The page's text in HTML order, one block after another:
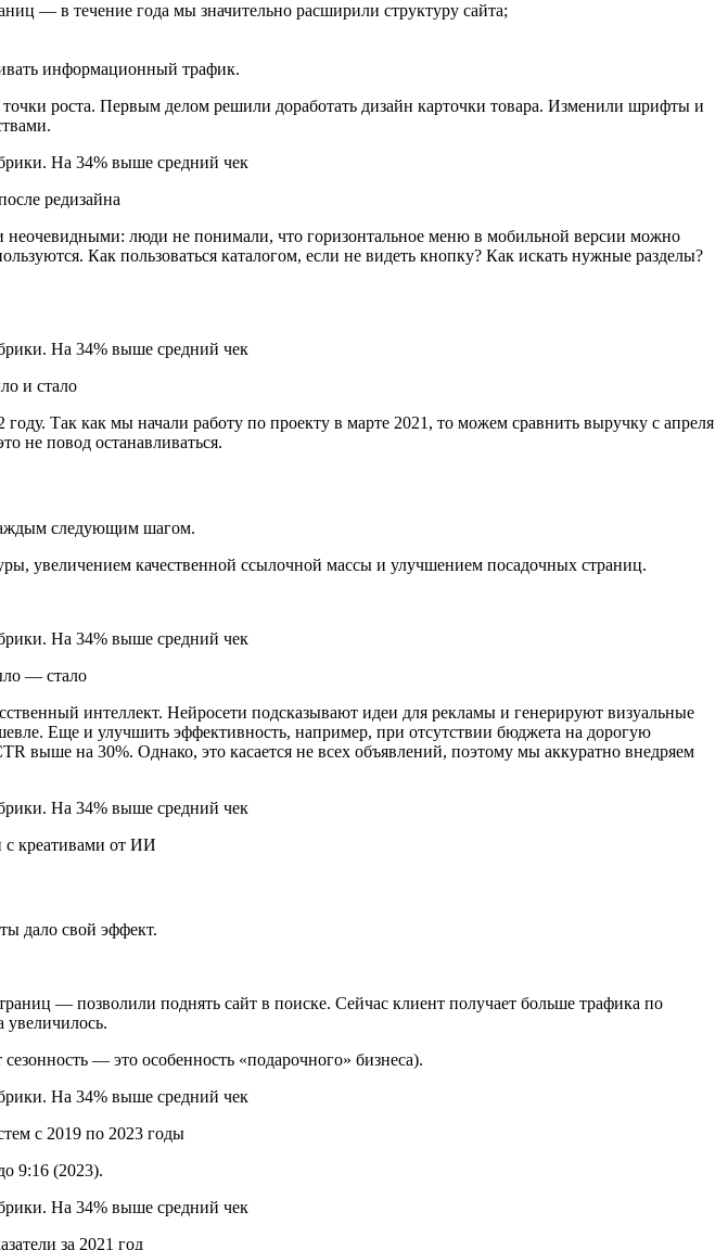
— в течение года мы значительно расширили структуру сайта;
информационный трафик.
роста. Первым делом решили доработать дизайн карточки товара. Изменили шрифты и
редизайна
неочевидными: люди не понимали, что горизонтальное меню в мобильной версии можно
Как пользоваться каталогом, если не видеть кнопку? Как искать нужные разделы?
и стало
Так как мы начали работу по проекту в марте 2021, то можем сравнить выручку с апреля
не повод останавливаться.
следующим шагом.
увеличением качественной ссылочной массы и улучшением посадочных страниц.
— стало
интеллект. Нейросети подсказывают идеи для рекламы и генерируют визуальные
Еще и улучшить эффективность, например, при отсутствии бюджета на дорогую
выше на 30%. Однако, это касается не всех объявлений, поэтому мы аккуратно внедряем
с креативами от ИИ
дало свой эффект.
— позволили поднять сайт в поиске. Сейчас клиент получает больше трафика по
увеличилось.
— это особенность «подарочного» бизнеса).
с 2019 по 2023 годы
9:16 (2023).
за 2021 год